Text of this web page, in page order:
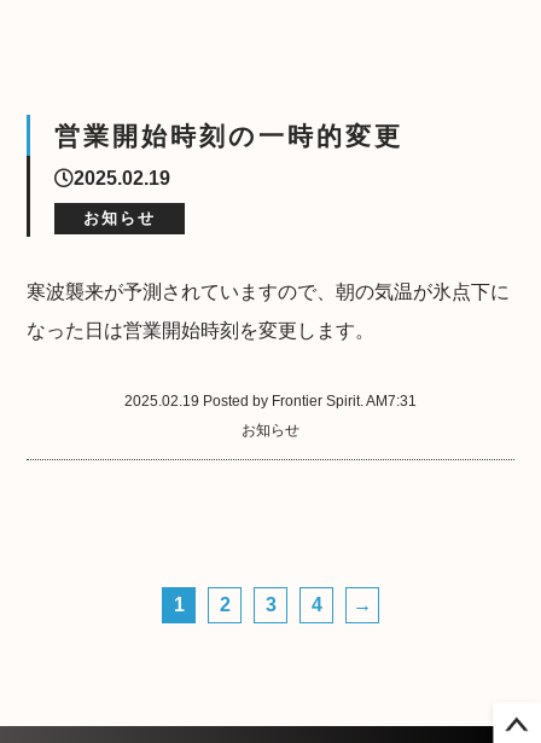
営業開始時刻の一時的変更
2025.02.19
お知らせ
寒波襲来が予測されていますので、朝の気温が氷点下に
なった日は営業開始時刻を変更します。
2025.02.19 Posted by Frontier Spirit. AM7:31
お知らせ
1 2 3 4 →